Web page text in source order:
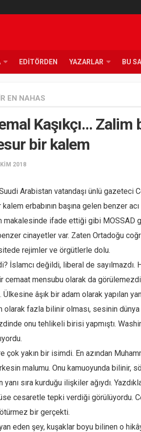
EDITÖRDEN YAZARLAR BU
EN NAHAS
Kaşıkçı… Zalim
bir kalem
2018
Arabistan vatandaşı ünlü gazeteci
erbabının başına gelen benzer acı
makalesinde ifade ettiği gibi MOSSAD
cinayetler var. Zaten Ortadoğu
rejimler ve örgütlerle dolu.
İslamcı değildi, liberal de
cemaat mensubu olarak da
âşık bir adam olarak yapılan
fazla bilinir olması, sesinin
onu tehlikeli birisi yapmıştı.
çok yakın bir isimdi. En azından
malumu. Onu kamuoyunda bilinir,
sıra kurduğu ilişkiler ağıydı.
cesaretle tepki verdiği görülüyordu.
bir gerçekti.
eden şey, kuşaklar boyu bilinen o